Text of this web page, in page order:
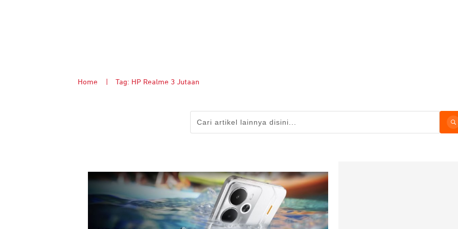
Home Tag: HP Realme 3 Jutaan